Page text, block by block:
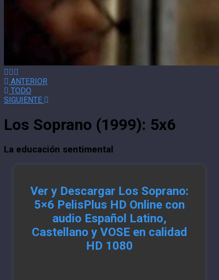
ANTERIOR
TODO
SIGUIENTE
Los Soprano (1999): 5x6
La educación sentimental
Ver y Descargar Los Soprano:
5×6 PelisPlus HD Online con
audio Español Latino,
Castellano y VOSE en calidad
HD 1080